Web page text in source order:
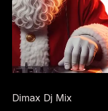
Dimax Dj Mix